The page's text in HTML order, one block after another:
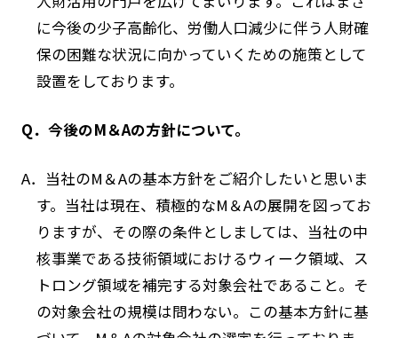
に今後の少子高齢化、労働人口減少に伴う人財確
保の困難な状況に向かっていくための施策として
設置をしております。
Q．今後のM＆Aの方針について。
A．当社のM＆Aの基本方針をご紹介したいと思いま
す。当社は現在、積極的なM＆Aの展開を図ってお
りますが、その際の条件としましては、当社の中
核事業である技術領域におけるウィーク領域、ス
トロング領域を補完する対象会社であること。そ
の対象会社の規模は問わない。この基本方針に基